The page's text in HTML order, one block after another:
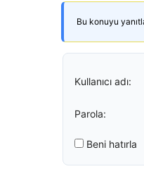
Bu konuyu
Kullanıcı adı:
Parola:
Beni hatırla